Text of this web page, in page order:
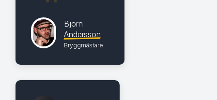
Björn
Andersson
Bryggmästare